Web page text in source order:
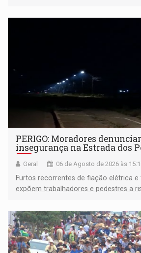
PERIGO: Moradores
insegurança na Estrada dos
Geral 06 de Agosto de 2026 às
Furtos recorrentes de fiação elétrica
expõem trabalhadores e pedestres a